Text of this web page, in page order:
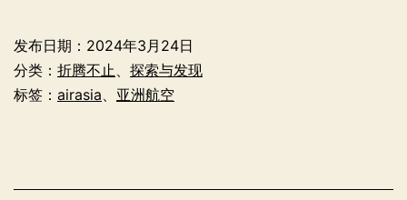
东
盟
飞
发布日期： 2024年3月24日
分类： 折腾不止
探索与发现
标签： airasia 亚洲航空